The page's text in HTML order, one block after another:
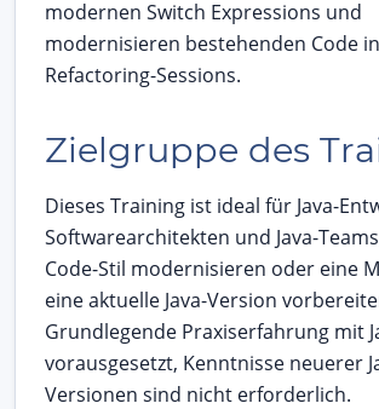
modernen Switch Expressions und
modernisieren bestehenden Code
Refactoring-Sessions.
Zielgruppe des
Dieses Training ist ideal für Java-
Softwarearchitekten und Java-
Code-Stil modernisieren oder eine
eine aktuelle Java-Version
Grundlegende Praxiserfahrung mit
vorausgesetzt, Kenntnisse neuerer
Versionen sind nicht erforderlich.